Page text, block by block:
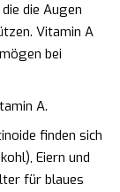
die Augen
Vitamin A
bei
A.
finden sich
Eiern und
für blaues